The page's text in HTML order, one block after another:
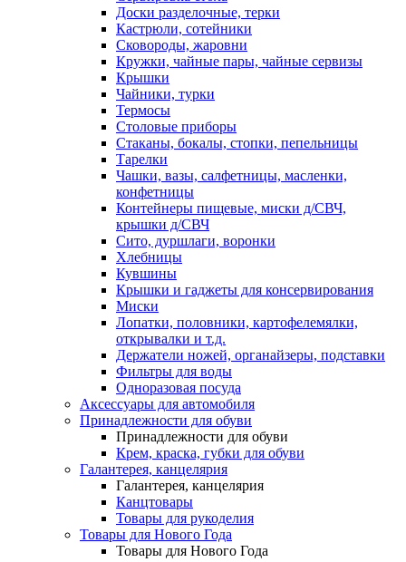
Доски разделочные, терки
Кастрюли, сотейники
Сковороды, жаровни
Кружки, чайные пары, чайные сервизы
Крышки
Чайники, турки
Термосы
Столовые приборы
Стаканы, бокалы, стопки, пепельницы
Тарелки
Чашки, вазы, салфетницы, масленки,
конфетницы
Контейнеры пищевые, миски д/СВЧ,
крышки д/СВЧ
Сито, дуршлаги, воронки
Хлебницы
Кувшины
Крышки и гаджеты для консервирования
Миски
Лопатки, половники, картофелемялки,
открывалки и т.д.
Держатели ножей, органайзеры, подставки
Фильтры для воды
Одноразовая посуда
Аксессуары для автомобиля
Принадлежности для обуви
Принадлежности для обуви
Крем, краска, губки для обуви
Галантерея, канцелярия
Галантерея, канцелярия
Канцтовары
Товары для рукоделия
Товары для Нового Года
Товары для Нового Года